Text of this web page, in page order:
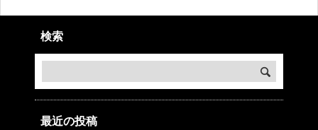
検索
最近の投稿